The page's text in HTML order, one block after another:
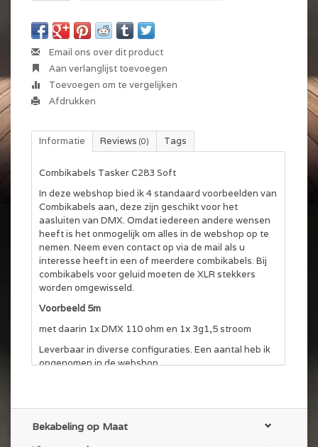
Email ons over dit product
Aan verlanglijst toevoegen
Toevoegen om te vergelijken
Afdrukken
Informatie Reviews (0) Tags
Combikabels Tasker C283 Soft
In deze webshop bied ik 4 standaard voorbeelden van
Combikabels aan, deze zijn geschikt voor het
aasluiten van DMX. Omdat iedereen andere wensen
heeft is het onmogelijk om alles in de webshop op te
nemen. Neem even contact op via de mail als u
interesse heeft in een of meerdere combikabels. Bij
combikabels voor geluid moeten de XLR stekkers
worden omgewisseld.
Voorbeeld 5m
met daarin 1x DMX 110 ohm en 1x 3g1,5 stroom
Leverbaar in diverse configuraties. Een aantal heb ik
opgenomen in de webshop.
Neutrik NAC3FCB Powercon wit
Bekabeling op Maat